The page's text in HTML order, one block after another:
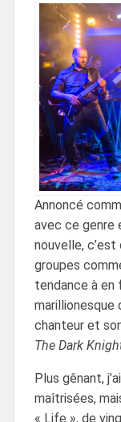
Annoncé
avec ce genre
nouvelle,
groupes
tendance à en
marillionesque
chanteur et
The Dark
Plus gênant,
maîtrisées,
« Life », de